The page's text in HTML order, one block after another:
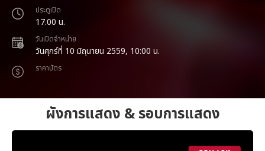
ประตูเปิด
17.00 น.
วันเปิดจำหน่าย
วันศุกร์ที่ 10 มิถุนายน 2559, 10:00 น.
ราคาบัตร
ผังการแสดง & รอบการแสดง